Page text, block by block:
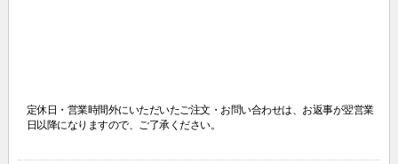
定休日・営業時間外にいただいたご注文・お問い合わせは、 お返事が翌営業
日以降になりますので、ご了承ください。